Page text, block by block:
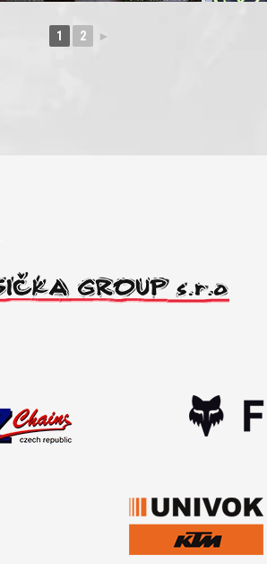
1 2 ►